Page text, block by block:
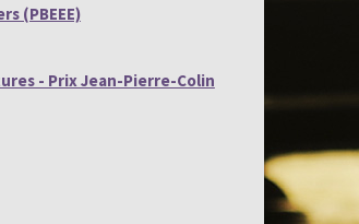
(PBEEE)
- Prix Jean-Pierre-Colin